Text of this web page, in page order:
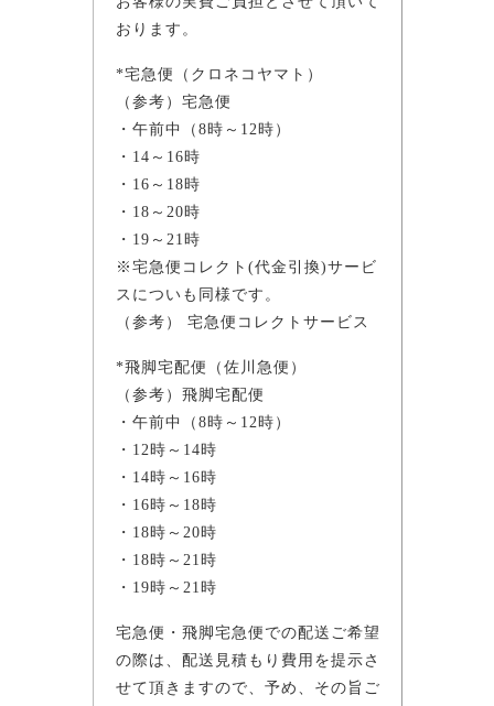
おります。
*宅急便（クロネコヤマト）
（参考）宅急便
・午前中（8時～12時）
・14～16時
・16～18時
・18～20時
・19～21時
※宅急便コレクト(代金引換)サービ
スについも同様です。
（参考） 宅急便コレクトサービス
*飛脚宅配便（佐川急便）
（参考）飛脚宅配便
・午前中（8時～12時）
・12時～14時
・14時～16時
・16時～18時
・18時～20時
・18時～21時
・19時～21時
宅急便・飛脚宅急便での配送ご希望
の際は、配送見積もり費用を提示さ
せて頂きますので、予め、その旨ご